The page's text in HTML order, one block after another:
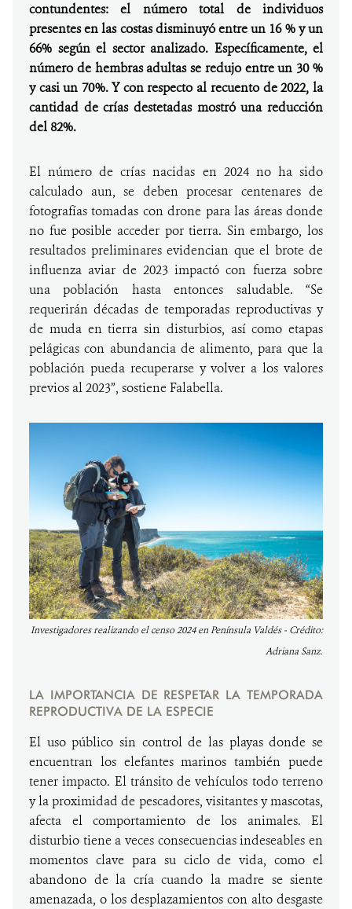
contundentes: el número total de individuos
presentes en las costas disminuyó entre un 16 % y un
66% según el sector analizado. Específicamente, el
número de hembras adultas se redujo entre un 30 %
y casi un 70%. Y con respecto al recuento de 2022, la
cantidad de crías destetadas mostró una reducción
del 82%.
El número de crías nacidas en 2024 no ha sido
calculado aun, se deben procesar centenares de
fotografías tomadas con drone para las áreas donde
no fue posible acceder por tierra. Sin embargo, los
resultados preliminares evidencian que el brote de
influenza aviar de 2023 impactó con fuerza sobre
una población hasta entonces saludable. “Se
requerirán décadas de temporadas reproductivas y
de muda en tierra sin disturbios, así como etapas
pelágicas con abundancia de alimento, para que la
población pueda recuperarse y volver a los valores
previos al 2023”, sostiene Falabella.
Investigadores realizando el censo 2024 en Península Valdés - Crédito:
Adriana Sanz.
LA IMPORTANCIA DE RESPETAR LA TEMPORADA
REPRODUCTIVA DE LA ESPECIE
El uso público sin control de las playas donde se
encuentran los elefantes marinos también puede
tener impacto. El tránsito de vehículos todo terreno
y la proximidad de pescadores, visitantes y mascotas,
afecta el comportamiento de los animales. El
disturbio tiene a veces consecuencias indeseables en
momentos clave para su ciclo de vida, como el
abandono de la cría cuando la madre se siente
amenazada, o los desplazamientos con alto desgaste